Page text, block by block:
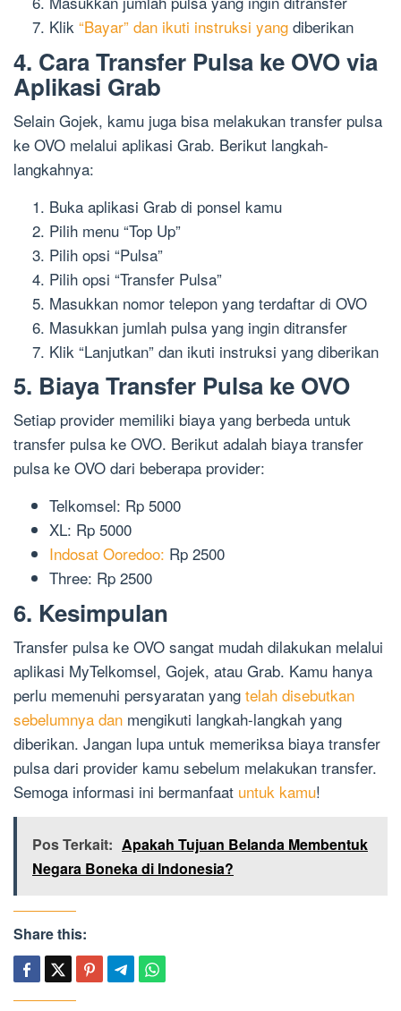
Klik “Bayar” dan ikuti instruksi yang diberikan
4. Cara Transfer Pulsa ke OVO via
Aplikasi Grab
Selain Gojek, kamu juga bisa melakukan transfer pulsa
ke OVO melalui aplikasi Grab. Berikut langkah-
langkahnya:
Buka aplikasi Grab di ponsel kamu
Pilih menu “Top Up”
Pilih opsi “Pulsa”
Pilih opsi “Transfer Pulsa”
Masukkan nomor telepon yang terdaftar di OVO
Masukkan jumlah pulsa yang ingin ditransfer
Klik “Lanjutkan” dan ikuti instruksi yang diberikan
5. Biaya Transfer Pulsa ke OVO
Setiap provider memiliki biaya yang berbeda untuk
transfer pulsa ke OVO. Berikut adalah biaya transfer
pulsa ke OVO dari beberapa provider:
Telkomsel: Rp 5000
XL: Rp 5000
Indosat Ooredoo: Rp 2500
Three: Rp 2500
6. Kesimpulan
Transfer pulsa ke OVO sangat mudah dilakukan melalui
aplikasi MyTelkomsel, Gojek, atau Grab. Kamu hanya
perlu memenuhi persyaratan yang telah disebutkan
sebelumnya dan mengikuti langkah-langkah yang
diberikan. Jangan lupa untuk memeriksa biaya transfer
pulsa dari provider kamu sebelum melakukan transfer.
Semoga informasi ini bermanfaat untuk kamu!
Pos Terkait: Apakah Tujuan Belanda Membentuk
Negara Boneka di Indonesia?
Share this: